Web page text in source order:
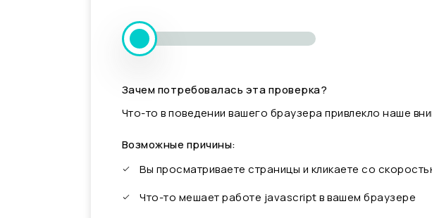
Зачем потребовалась эта проверка?
Что-то в поведении вашего браузера привлекло наше
Возможные причины:
Вы просматриваете страницы и кликаете со
Что-то мешает работе javascript в вашем браузере